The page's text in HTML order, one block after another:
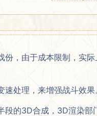
份，由于成本限制，实
处理，来增强战斗效果
段的3D合成，3D渲染